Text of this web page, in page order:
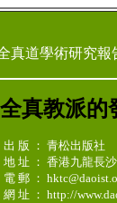
真道學術研究報
全真教派的
出 版 ： 青松出版社
地 址 ： 香港九龍長
電 郵 ：
網 址 ： http://